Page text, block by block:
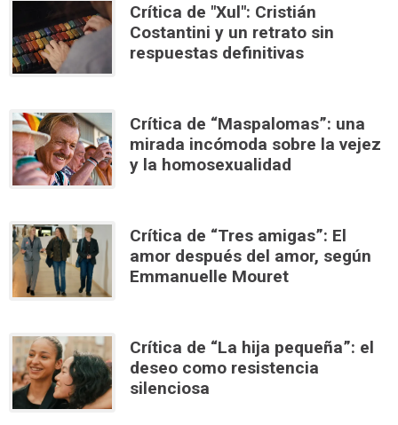
Crítica de "Xul": Cristián
Costantini y un retrato sin
respuestas definitivas
Crítica de “Maspalomas”: una
mirada incómoda sobre la vejez
y la homosexualidad
Crítica de “Tres amigas”: El
amor después del amor, según
Emmanuelle Mouret
Crítica de “La hija pequeña”: el
deseo como resistencia
silenciosa